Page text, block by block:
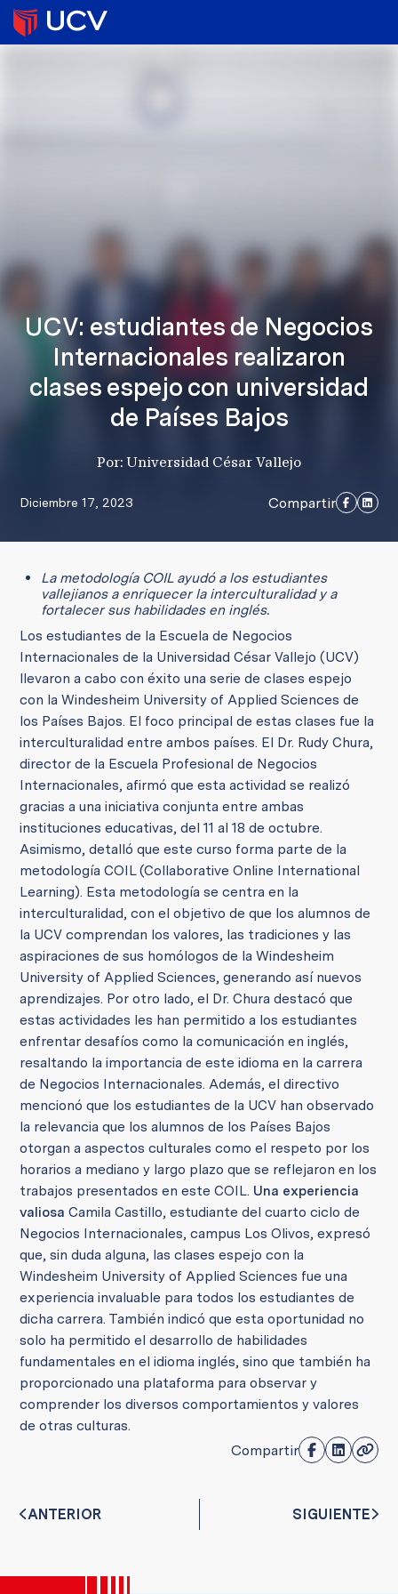
UCV: estudiantes de Negocios
Internacionales realizaron
clases espejo con universidad
de Países Bajos
Por: Universidad César Vallejo
Diciembre 17, 2023 Compartir
La metodología COIL ayudó a los estudiantes
vallejianos a enriquecer la interculturalidad y a
fortalecer sus habilidades en inglés.
Los estudiantes de la Escuela de Negocios
Internacionales de la Universidad César Vallejo (UCV)
llevaron a cabo con éxito una serie de clases espejo
con la Windesheim University of Applied Sciences de
los Países Bajos. El foco principal de estas clases fue la
interculturalidad entre ambos países. El Dr. Rudy Chura,
director de la Escuela Profesional de Negocios
Internacionales, afirmó que esta actividad se realizó
gracias a una iniciativa conjunta entre ambas
instituciones educativas, del 11 al 18 de octubre.
Asimismo, detalló que este curso forma parte de la
metodología COIL (Collaborative Online International
Learning). Esta metodología se centra en la
interculturalidad, con el objetivo de que los alumnos de
la UCV comprendan los valores, las tradiciones y las
aspiraciones de sus homólogos de la Windesheim
University of Applied Sciences, generando así nuevos
aprendizajes. Por otro lado, el Dr. Chura destacó que
estas actividades les han permitido a los estudiantes
enfrentar desafíos como la comunicación en inglés,
resaltando la importancia de este idioma en la carrera
de Negocios Internacionales. Además, el directivo
mencionó que los estudiantes de la UCV han observado
la relevancia que los alumnos de los Países Bajos
otorgan a aspectos culturales como el respeto por los
horarios a mediano y largo plazo que se reflejaron en los
trabajos presentados en este COIL. Una experiencia
valiosa Camila Castillo, estudiante del cuarto ciclo de
Negocios Internacionales, campus Los Olivos, expresó
que, sin duda alguna, las clases espejo con la
Windesheim University of Applied Sciences fue una
experiencia invaluable para todos los estudiantes de
dicha carrera. También indicó que esta oportunidad no
solo ha permitido el desarrollo de habilidades
fundamentales en el idioma inglés, sino que también ha
proporcionado una plataforma para observar y
comprender los diversos comportamientos y valores
de otras culturas.
Compartir
ANTERIOR SIGUIENTE